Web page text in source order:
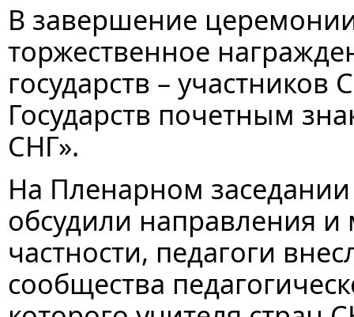
В завершение
торжественное
государств –
Государств почетным
СНГ».
На Пленарном
обсудили направления
частности, педагоги
сообщества